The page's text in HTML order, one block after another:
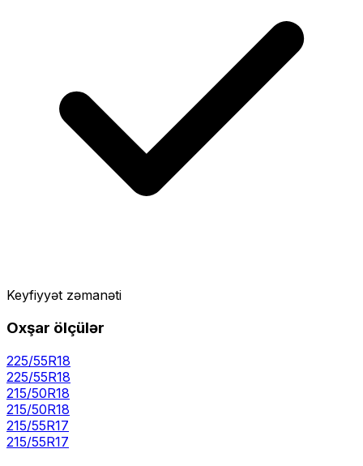
Keyfiyyət zəmanəti
Oxşar ölçülər
225/55R18
225/55R18
215/50R18
215/50R18
215/55R17
215/55R17